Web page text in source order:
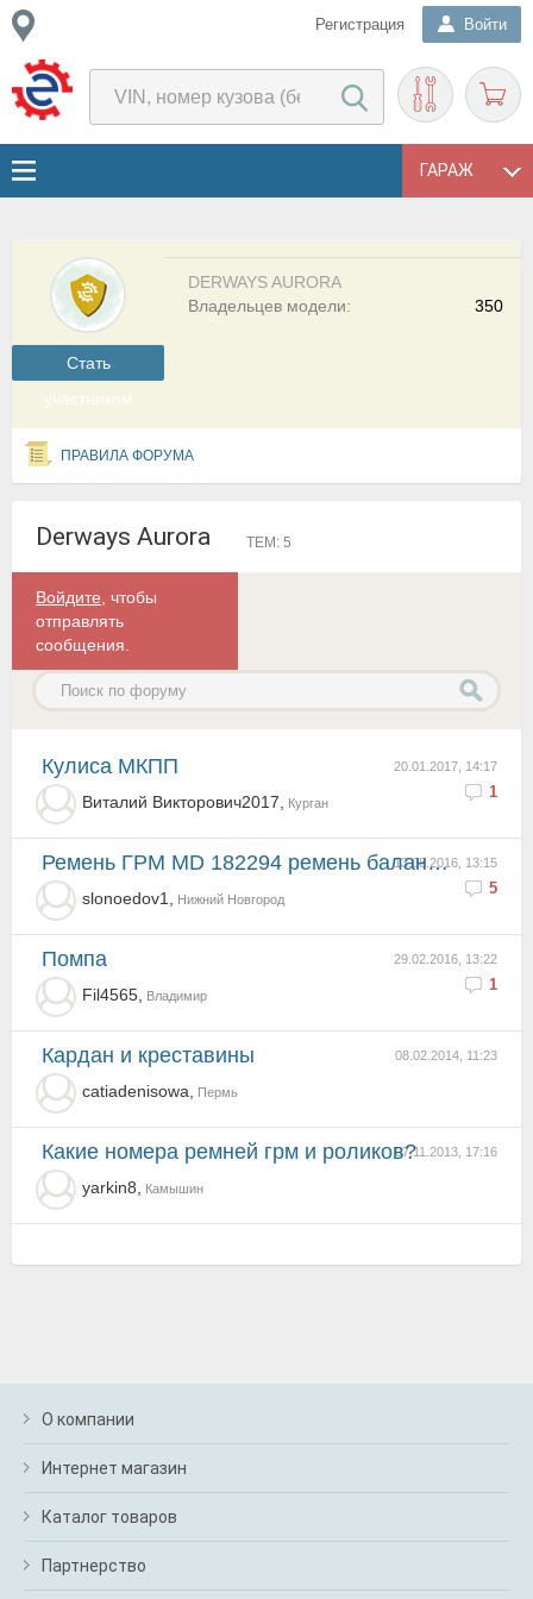
Регистрация Войти
ГАРАЖ
Cтать
участником
DERWAYS AURORA
350
Владельцев модели:
ПРАВИЛА ФОРУМА
Derways Aurora ТЕМ: 5
Войдите , чтобы
отправлять
сообщения.
20.01.2017, 14:17
1
Кулиса МКПП
Виталий Викторович2017, Курган
13.08.2016, 13:15
5
ремень ГРМ MD 182294 ремень баланс. валов MR 984778 Ролик-натяжитель ГРМ MD182537 Ролик-натяжитель 2...
slonoedov1, Нижний Новгород
29.02.2016, 13:22
1
Помпа
Fil4565, Владимир
08.02.2014, 11:23
кардан и креставины
catiadenisowa, Пермь
07.11.2013, 17:16
какие номера ремней грм и роликов?
yarkin8, Камышин
О компании
Интернет магазин
Каталог товаров
Партнерство